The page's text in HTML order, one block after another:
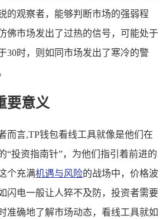
的观察者，能够判断市场的强弱程
佛市场发出了过热的信号，可能处于
30时，则如同市场发出了寒冷的警
要意义
而言,TP钱包看线工具就像是他们在
“投资指南针”，为他们指引着前进的
个充满机遇与风险的战场中，价格波
闪电一般让人猝不及防，投资者需要
准确地了解市场动态，看线工具就如